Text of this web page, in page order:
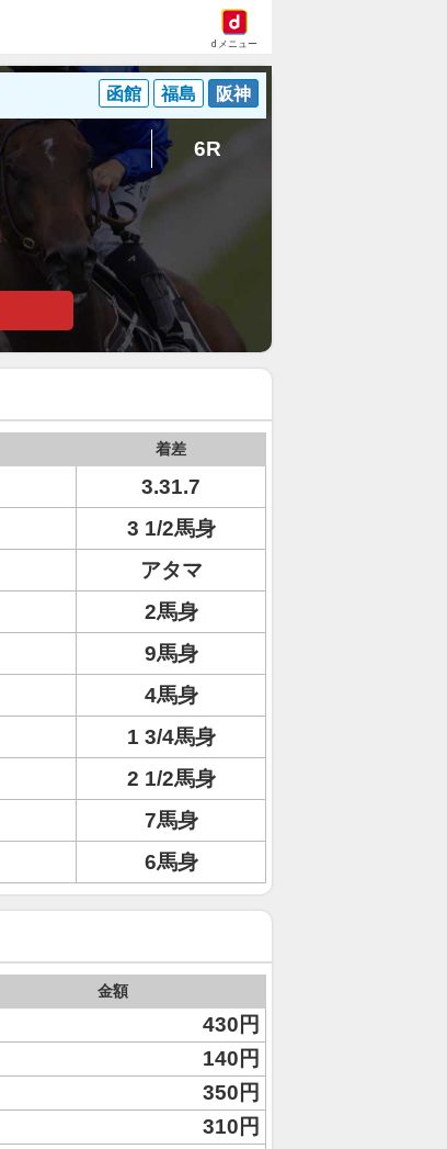
dメニュー
函館 福島 阪神
6R
着差
3.31.7
3 1/2馬身
アタマ
2馬身
9馬身
4馬身
1 3/4馬身
2 1/2馬身
7馬身
6馬身
金額
430円
140円
350円
310円